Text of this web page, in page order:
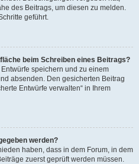
des Beitrags, um diesen zu melden.
geführt.
beim Schreiben eines Beitrags?
speichern und zu einem
absenden. Den gesicherten Beitrag
Entwürfe verwalten“ in Ihrem
werden?
haben, dass in dem Forum, in dem
zuerst geprüft werden müssen.